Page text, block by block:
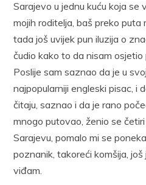
Sarajevo u jednu kuću koja se
mojih roditelja, baš preko puta
tada još uvijek pun iluzija o
čudio kako to da nisam osjetio
Poslije sam saznao da je u
najpopularniji engleski pisac, i
čitaju, saznao i da je rano
mnogo putovao, ženio se
Sarajevu, pomalo mi se
poznanik, takoreći komšija,
viđam.